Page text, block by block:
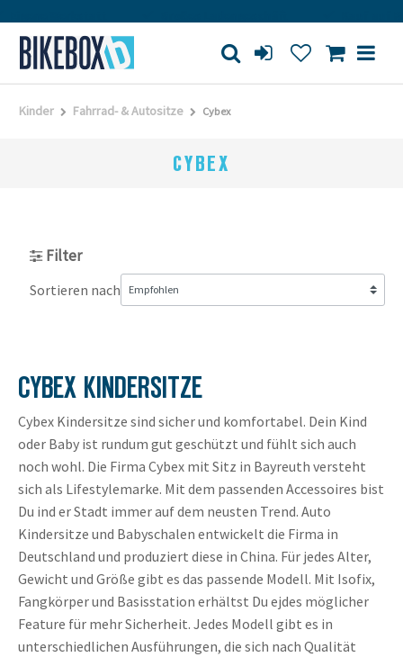
Kinder Fahrrad- & Autositze Cybex
CYBEX
Filter
Sortieren nach
CYBEX KINDERSITZE
Cybex Kindersitze sind sicher und komfortabel. Dein Kind
oder Baby ist rundum gut geschützt und fühlt sich auch
noch wohl. Die Firma Cybex mit Sitz in Bayreuth versteht
sich als Lifestylemarke. Mit dem passenden Accessoires bist
Du ind er Stadt immer auf dem neusten Trend. Auto
Kindersitze und Babyschalen entwickelt die Firma in
Deutschland und produziert diese in China. Für jedes Alter,
Gewicht und Größe gibt es das passende Modell. Mit Isofix,
Fangkörper und Basisstation erhältst Du ejdes möglicher
Feature für mehr Sicherheit. Jedes Modell gibt es in
unterschiedlichen Ausführungen, die sich nach Qualität